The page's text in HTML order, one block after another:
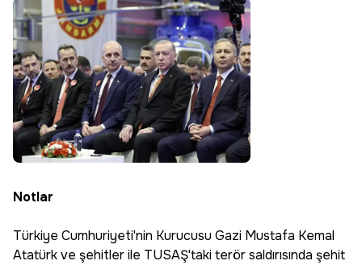
Notlar
Türkiye Cumhuriyeti'nin Kurucusu Gazi Mustafa Kemal
Atatürk ve şehitler ile TUSAŞ'taki terör saldırısında şehit